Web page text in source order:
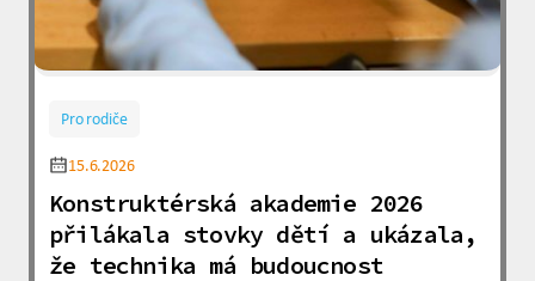
Pro rodiče
15.6.2026
Konstruktérská akademie 2026
přilákala stovky dětí a ukázala,
že technika má budoucnost